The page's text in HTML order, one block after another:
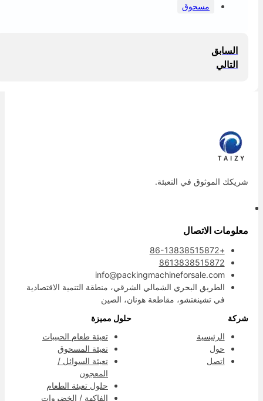
مسحوق
السابق
التالي
شريكك الموثوق في التعبئة.
معلومات الاتصال
8613838515872
info@packingmachineforsale.com
الطريق البحري الشمالي الشرقي، منطقة التنمية الاقتصادية
في تشينغتشو، مقاطعة هونان، الصين
شركة
الرئيسية
حول
اتصل
حلول مميزة
تعبئة طعام الحبيبات
تعبئة المسحوق
تعبئة السوائل /
المعجون
حلول تعبئة الطعام
الفاكهة / الخضروات